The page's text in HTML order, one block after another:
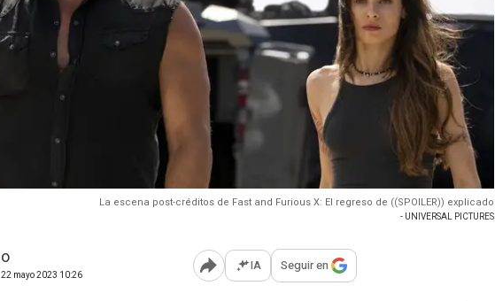
La escena post-créditos de Fast and Furious X: El regreso de ((SPOILER)) explicado
- UNIVERSAL PICTURES
mayo 2023 10:26 Abrir opciones para compartir
IA Seguir en